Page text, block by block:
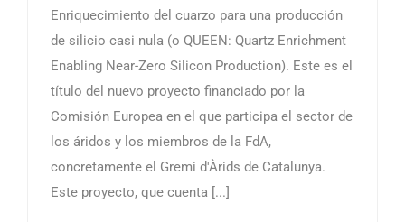
Enriquecimiento del cuarzo para una producción
de silicio casi nula (o QUEEN: Quartz Enrichment
Enabling Near-Zero Silicon Production). Este es el
título del nuevo proyecto financiado por la
Comisión Europea en el que participa el sector de
los áridos y los miembros de la FdA,
concretamente el Gremi d'Àrids de Catalunya.
Este proyecto, que cuenta [...]